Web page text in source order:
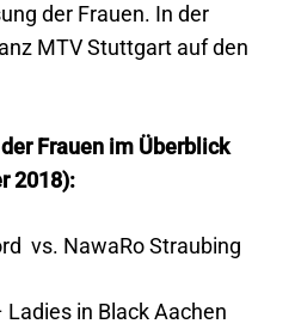
der Frauen. In der
MTV Stuttgart auf den
Frauen im Überblick
2018):
vs. NawaRo Straubing
in Black Aachen